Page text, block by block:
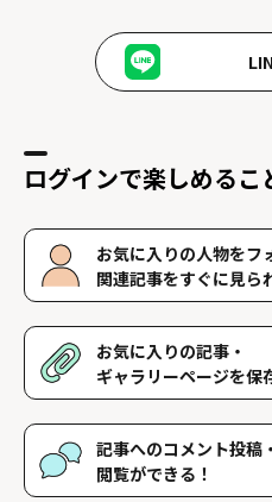
ログインで楽しめるこ
お気に入りの人物をフ
関連記事をすぐに見ら
好きな人物をフォローすることで
記事を閲覧することができます。
認できます。
お気に入りの記事・
ギャラリーページを保
好きな記事やギャラリーページを
覧することができます。
記事へのコメント投稿・
閲覧ができる！